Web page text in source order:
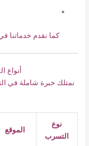
كما نقدم خدماتنا
أنواع
نمتلك خبرة شاملة في
نوع
التسرب
الموقع